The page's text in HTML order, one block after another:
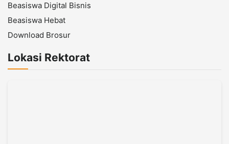
Beasiswa Digital Bisnis
Beasiswa Hebat
Download Brosur
Lokasi Rektorat